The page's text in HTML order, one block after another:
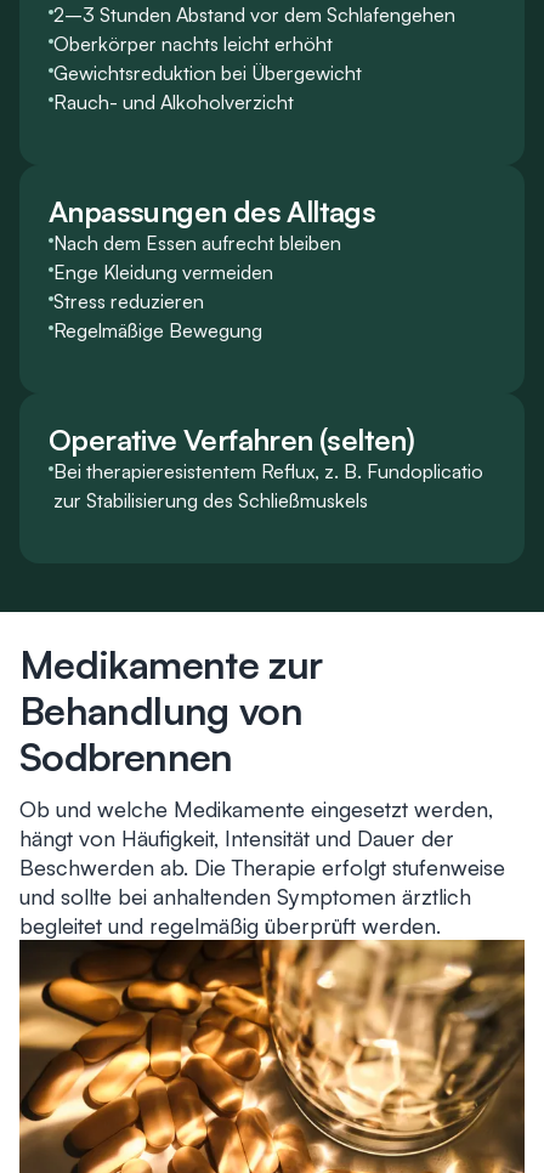
2–3 Stunden Abstand vor dem Schlafengehen
Oberkörper nachts leicht erhöht
Gewichtsreduktion bei Übergewicht
Rauch- und Alkoholverzicht
Anpassungen des Alltags
Nach dem Essen aufrecht bleiben
Enge Kleidung vermeiden
Stress reduzieren
Regelmäßige Bewegung
Operative Verfahren (selten)
Bei therapieresistentem Reflux, z. B. Fundoplicatio
zur Stabilisierung des Schließmuskels
Medikamente zur
Behandlung von
Sodbrennen
Ob und welche Medikamente eingesetzt werden,
hängt von Häufigkeit, Intensität und Dauer der
Beschwerden ab. Die Therapie erfolgt stufenweise
und sollte bei anhaltenden Symptomen ärztlich
begleitet und regelmäßig überprüft werden.